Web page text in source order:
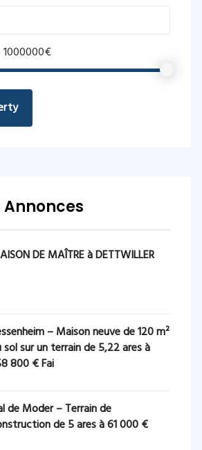
Annonces
DE MAÎTRE à DETTWILLER
– Maison neuve de 120 m²
sol sur un terrain de 5,22 ares à
800 € Fai
de Moder – Terrain de
de 5 ares à 61 000 €